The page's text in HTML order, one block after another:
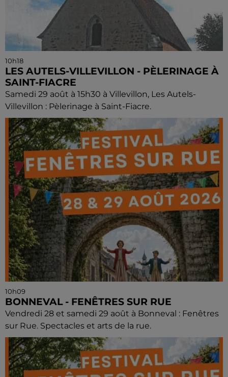
10h18
LES AUTELS-VILLEVILLON - PÈLERINAGE À
SAINT-FIACRE
Samedi 29 août à 15h30 à Villevillon, Les Autels-
Villevillon : Pèlerinage à Saint-Fiacre.
10h09
BONNEVAL - FENÊTRES SUR RUE
Vendredi 28 et samedi 29 août à Bonneval : Fenêtres
sur Rue. Spectacles et arts de la rue.